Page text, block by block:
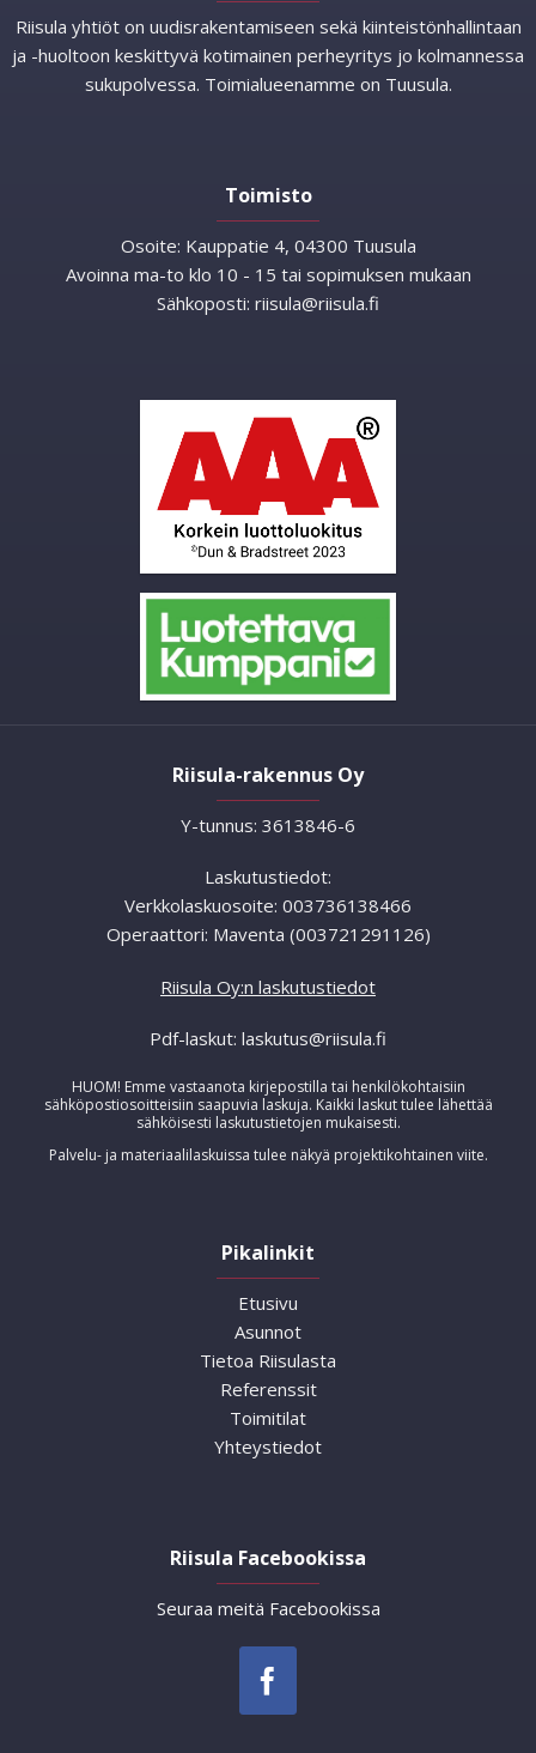
Riisula yhtiöt on uudisrakentamiseen sekä kiinteistönhallintaan
ja -huoltoon keskittyvä kotimainen perheyritys jo kolmannessa
sukupolvessa. Toimialueenamme on Tuusula.
Toimisto
Osoite: Kauppatie 4, 04300 Tuusula
Avoinna ma-to klo 10 - 15 tai sopimuksen mukaan
Sähkoposti: riisula@riisula.fi
Riisula-rakennus Oy
Y-tunnus: 3613846-6
Laskutustiedot:
Verkkolaskuosoite: 003736138466
Operaattori: Maventa (003721291126)
Riisula Oy:n laskutustiedot
Pdf-laskut: laskutus@riisula.fi
HUOM! Emme vastaanota kirjepostilla tai henkilökohtaisiin
sähköpostiosoitteisiin saapuvia laskuja. Kaikki laskut tulee lähettää
sähköisesti laskutustietojen mukaisesti.
Palvelu- ja materiaalilaskuissa tulee näkyä projektikohtainen viite.
Pikalinkit
Etusivu
Asunnot
Tietoa Riisulasta
Referenssit
Toimitilat
Yhteystiedot
Riisula Facebookissa
Seuraa meitä Facebookissa